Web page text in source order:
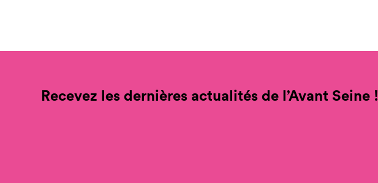
Recevez les dernières actualités de l’Avant Seine !